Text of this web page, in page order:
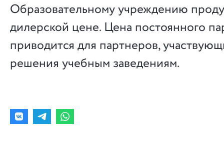
Образовательному учреждению
дилерской цене. Цена постоянного
приводится для партнеров,
решения учебным заведениям.